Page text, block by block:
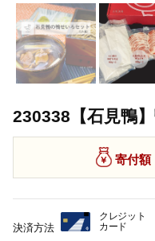
230338【石見鴨
寄付額
決済方法
クレジット
カード